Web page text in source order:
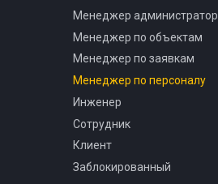
Менеджер администратор
Менеджер по объектам
Менеджер по заявкам
Менеджер по персоналу
Инженер
Сотрудник
Клиент
Заблокированный